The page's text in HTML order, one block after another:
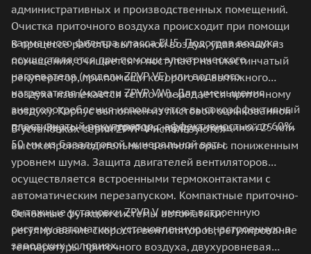
административных и производственных помещений.
Очистка приточного воздуха происходит при помощи
карманного фильтра класса EU5. Подогрев воздуха
осуществляется при помощи электрического
нагревателя (модели ZPVP VE) или водяного
нагревателя (модели ZPVP VW). Для уменьшения
энергопотребления используется высокоэффективный
пластинчатый рекуператор с эффективностью до 60%.
В процессе работы вытяжной воздух, удаляемый из
помещения, очищается и поступает на пластинчатый
рекуператор, при помощи которого из вытяжного
воздуха извлекается тепло и передается приточному
воздуху. Корпус выполнен из листовой оцинкованной
стали. Звуко-теплоизоляция корпуса толщиной 25 или
50 мм из базальтовой минеральной ваты.
В установках серии ZPVP V используются
высокопроизводительные вентиляторы с пониженным
уровнем шума. Защита двигателей вентиляторов
осуществляется встроенными термоконтактами с
автоматическим перезапуском. Компактные приточно-
вытяжные установки ZPVP V имеют встроенную
систему автоматики, установленную и настроенную в
заводских условиях.
Основные функции системы автоматики:
регулирование скорости вентиляторов, регулирование
температуры приточного воздуха, двухуровневая